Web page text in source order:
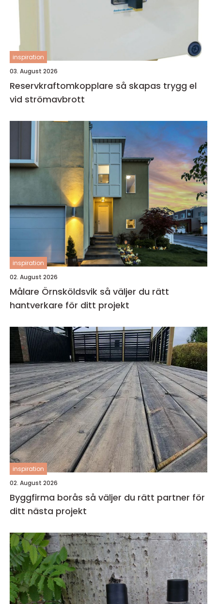
inspiration
03. August 2026
Reservkraftomkopplare så skapas trygg el
vid strömavbrott
inspiration
02. August 2026
Målare Örnsköldsvik så väljer du rätt
hantverkare för ditt projekt
inspiration
02. August 2026
Byggfirma borås så väljer du rätt partner för
ditt nästa projekt